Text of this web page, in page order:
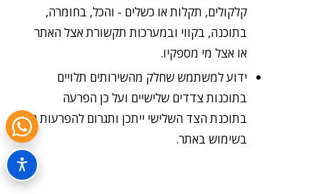
קלקולים, תקלות או כשלים - והכל, בחומרה,
בתוכנה, בקווי ובמערכות תקשורת אצל האתר
או אצל מי מספקיו.
ידוע למשתמש שחלק מהשירותים תלויים
בתוכנות צדדים שלישיים ועל כן הפרעה
בתוכנת הצד השלישי ייתכן ותגרום להפרעות גם
בשימוש באתר.